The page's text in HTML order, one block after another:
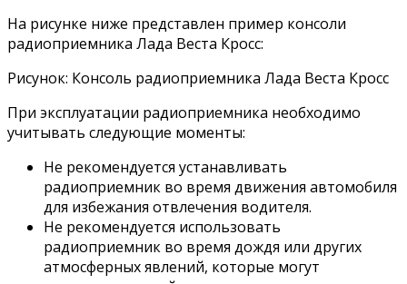
На рисунке ниже представлен пример консоли
радиоприемника Лада Веста Кросс:
Рисунок: Консоль радиоприемника Лада Веста Кросс
При эксплуатации радиоприемника необходимо
учитывать следующие моменты:
Не рекомендуется устанавливать
радиоприемник во время движения автомобиля
для избежания отвлечения водителя.
Не рекомендуется использовать
радиоприемник во время дождя или других
атмосферных явлений, которые могут